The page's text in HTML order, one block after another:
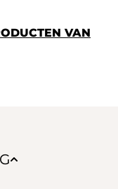
VAN